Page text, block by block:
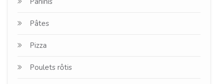
Pâtes
Pizza
Poulets rôtis